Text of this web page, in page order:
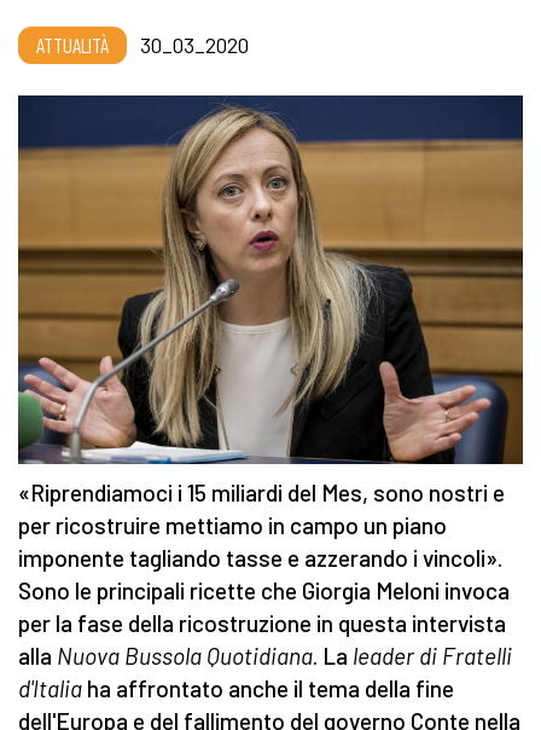
ATTUALITÀ 30_03_2020
«Riprendiamoci i 15 miliardi del Mes, sono nostri e
per ricostruire mettiamo in campo un piano
imponente tagliando tasse e azzerando i vincoli».
Sono le principali ricette che Giorgia Meloni invoca
per la fase della ricostruzione in questa intervista
alla Nuova Bussola Quotidiana. La leader di Fratelli
d'Italia ha affrontato anche il tema della fine
dell'Europa e del fallimento del governo Conte nella